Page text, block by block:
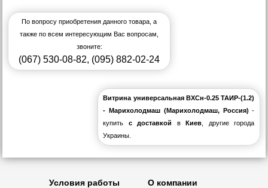
По вопросу приобретения данного товара, а
также по всем интересующим Вас вопросам,
звоните:
(067) 530-08-82, (095) 882-02-24
Витрина универсальная ВХСн-0.25 ТАИР-(1.2)
- Марихолодмаш (Марихолодмаш, Россия)-
купить с доставкой вКиев , другие города
Украины.
Условия работы О компании